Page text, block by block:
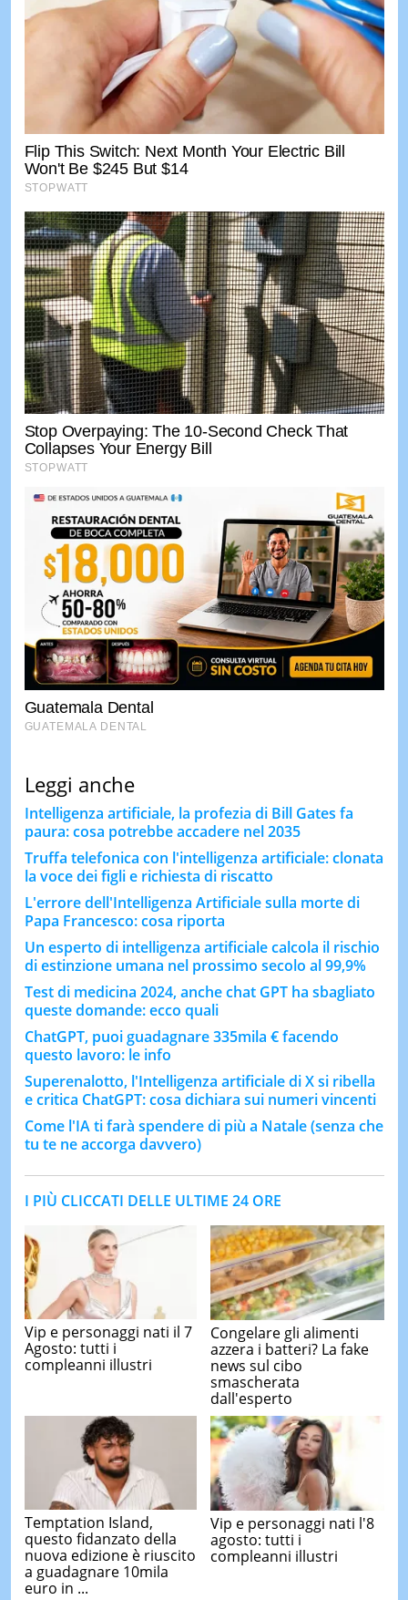
Leggi anche
Intelligenza artificiale, la profezia di Bill Gates fa
paura: cosa potrebbe accadere nel 2035
Truffa telefonica con l'intelligenza artificiale: clonata
la voce dei figli e richiesta di riscatto
L'errore dell'Intelligenza Artificiale sulla morte di
Papa Francesco: cosa riporta
Un esperto di intelligenza artificiale calcola il rischio
di estinzione umana nel prossimo secolo al 99,9%
Test di medicina 2024, anche chat GPT ha sbagliato
queste domande: ecco quali
ChatGPT, puoi guadagnare 335mila € facendo
questo lavoro: le info
Superenalotto, l'Intelligenza artificiale di X si ribella
e critica ChatGPT: cosa dichiara sui numeri vincenti
Come l'IA ti farà spendere di più a Natale (senza che
tu te ne accorga davvero)
I PIÙ CLICCATI DELLE ULTIME 24 ORE
Vip e personaggi nati il 7
Agosto: tutti i
compleanni illustri
Congelare gli alimenti
azzera i batteri? La fake
news sul cibo
smascherata
dall'esperto
Temptation Island,
questo fidanzato della
nuova edizione è riuscito
a guadagnare 10mila
euro in ...
Vip e personaggi nati l'8
agosto: tutti i
compleanni illustri